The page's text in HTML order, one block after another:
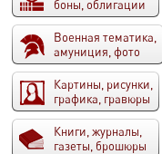
боны, облигации
Военная тематика,
амуниция, фото
Картины, рисунки,
графика, гравюры
Книги, журналы,
газеты, брошюры